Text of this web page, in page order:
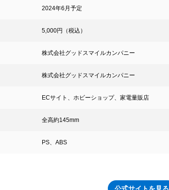
2024年6月予定
5,000円（税込）
株式会社グッドスマイルカンパニー
株式会社グッドスマイルカンパニー
ECサイト、ホビーショップ、家電量販店
全高約145mm
PS、ABS